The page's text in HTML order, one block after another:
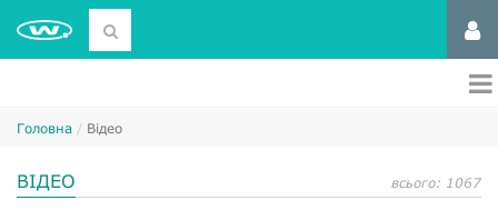
Головна Відео
ВІДЕО всього: 1067